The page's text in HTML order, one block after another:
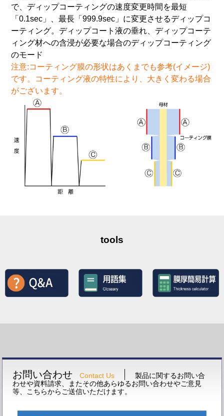
で、ディップコーティングの速度変更時間を最短
「0.1sec」、最長「999.9sec」に変更させるディップコ
ーティング。ディップコート液の垂れ、ディップコーテ
ィング材への含浸が必要な場合のディップコーティング
のモード
注意:コーティング膜の形状はあくまでも参考(イメージ)
です。コーティング液の特性により、大きく変わる場合
がございます。
tools
お問い合わせ Contact Us
製品に関するお問い合
わせや資料請求、またその他あらゆるお問い合わせやご意見
等、こちらからご送信いただけます。